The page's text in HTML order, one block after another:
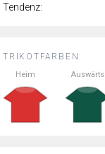
TRIKOTFARBEN:
Heim Auswärts
Tendenz: